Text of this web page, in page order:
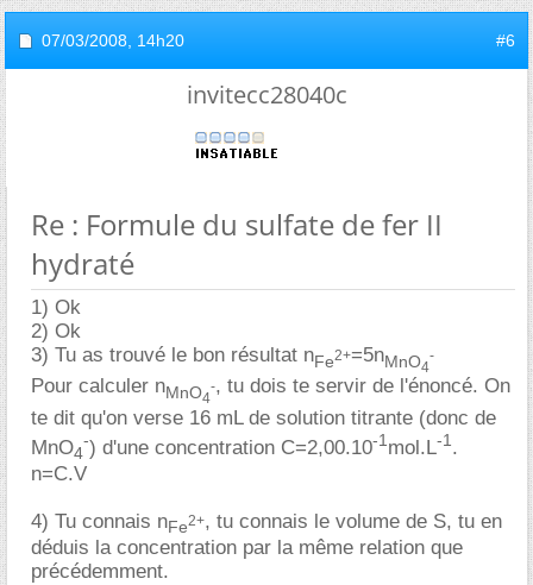
07/03/2008, 14h20 #6
invitecc28040c
Re : Formule du sulfate de fer II
hydraté
1) Ok
2) Ok
3) Tu as trouvé le bon résultat nFe2+=5nMnO4
-
Pour calculer nMnO4
-, tu dois te servir de l'énoncé. On
te dit qu'on verse 16 mL de solution titrante (donc de
MnO4
-) d'une concentration C=2,00.10-1 mol.L-1 .
n=C.V
4) Tu connais nFe2+, tu connais le volume de S, tu en
déduis la concentration par la même relation que
précédemment.